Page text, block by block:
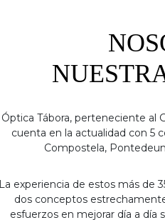
Óptica Tábora, perteneciente al
cuenta en la actualidad con 5
Compostela,
La experiencia de estos más de
dos conceptos
esfuerzos en mejorar día a día